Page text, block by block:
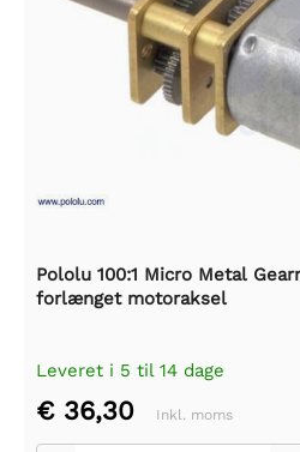
Pololu 100:1 Micro Metal
forlænget motoraksel
Leveret i 5 til 14 dage
€ 36,30 Inkl. moms